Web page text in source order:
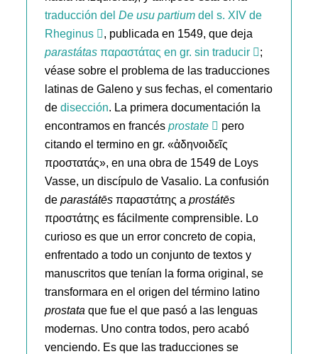
traducción delDe usu partium del s. XIV de
Rheginus
, publicada en 1549, que deja
parastátas παραστάτας en gr. sin traducir
;
véase sobre el problema de las traducciones
latinas de Galeno y sus fechas, el comentario
dedisección. La primera documentación la
encontramos en francésprostate
pero
citando el termino en gr. «ἀδηνοιδεῖς
προστατάς», en una obra de 1549 de Loys
Vasse, un discípulo de Vasalio. La confusión
deparastátēs παραστάτης aprostátēs
προστάτης es fácilmente comprensible. Lo
curioso es que un error concreto de copia,
enfrentado a todo un conjunto de textos y
manuscritos que tenían la forma original, se
transformara en el origen del término latino
prostata que fue el que pasó a las lenguas
modernas. Uno contra todos, pero acabó
venciendo. Es que las traducciones se